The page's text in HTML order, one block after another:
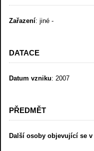
Zařazení: jiné -
DATACE
Datum vzniku: 2007
PŘEDMĚT
Další osoby objevující se v